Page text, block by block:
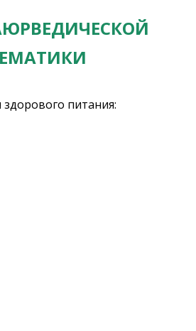
питания: